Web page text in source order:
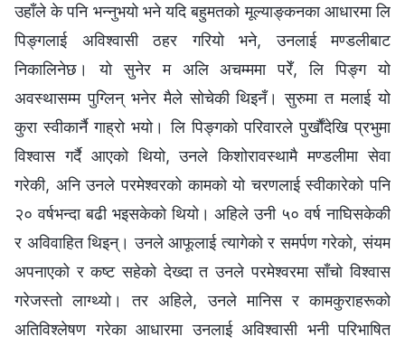
उहाँले के पनि भन्नुभयो भने यदि बहुमतको मूल्याङ्कनका आधारमा लि
पिङ्गलाई अविश्वासी ठहर गरियो भने, उनलाई मण्डलीबाट
निकालिनेछ। यो सुनेर म अलि अचम्ममा परेँ, लि पिङ्ग यो
अवस्थासम्म पुग्लिन् भनेर मैले सोचेकी थिइनँ। सुरुमा त मलाई यो
कुरा स्वीकार्नै गाह्रो भयो। लि पिङ्गको परिवारले पुर्खौंदेखि प्रभुमा
विश्वास गर्दै आएको थियो, उनले किशोरावस्थामै मण्डलीमा सेवा
गरेकी, अनि उनले परमेश्‍वरको कामको यो चरणलाई स्वीकारेको पनि
२० वर्षभन्दा बढी भइसकेको थियो। अहिले उनी ५० वर्ष नाघिसकेकी
र अविवाहित थिइन्। उनले आफूलाई त्यागेको र समर्पण गरेको, संयम
अपनाएको र कष्ट सहेको देख्दा त उनले परमेश्‍वरमा साँचो विश्वास
गरेजस्तो लाग्थ्यो। तर अहिले, उनले मानिस र कामकुराहरूको
अतिविश्लेषण गरेका आधारमा उनलाई अविश्वासी भनी परिभाषित